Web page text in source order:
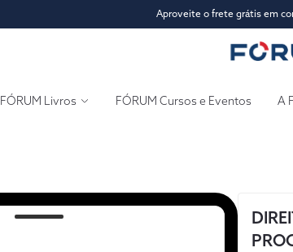
Aproveite o frete grátis em
FÓRUM Livros FÓRUM Cursos e Eventos A